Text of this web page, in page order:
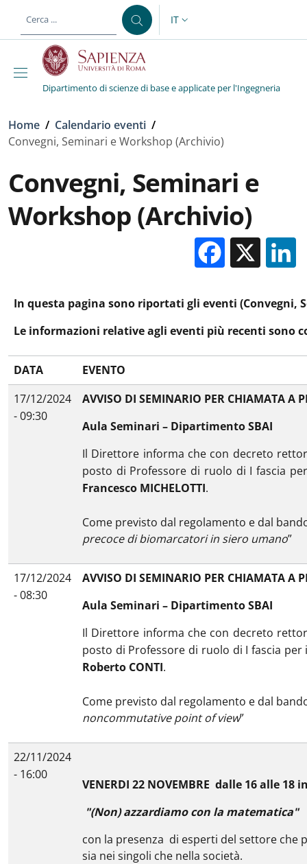
al contenuto principale
SELETTORE LINGUA:
IT
Dipartimento di scienze di base e applicate per l'Ingegneria
Briciole di pane
Home / Calendario eventi /
Convegni, Seminari e Workshop (Archivio)
Convegni, Seminari e
Workshop (Archivio)
X
In questa pagina sono riportati gli eventi
Le informazioni relative agli eventi più recenti sono
DATA
EVENTO
17/12/2024
- 09:30
AVVISO DI SEMINARIO PER CHIAMATA A
Aula Seminari – Dipartimento SBAI
Il Direttore informa che con decreto
posto di Professore di ruolo di I fascia per
Francesco MICHELOTTI.
Come previsto dal regolamento e dal
precoce di biomarcatori in siero umano”
17/12/2024
- 08:30
AVVISO DI SEMINARIO PER CHIAMATA A
Aula Seminari – Dipartimento SBAI
Il Direttore informa che con decreto
posto di Professore di ruolo di I fascia per
Roberto CONTI.
Come previsto dal regolamento e dal
noncommutative point of view”
22/11/2024
- 16:00
VENERDI 22 NOVEMBRE dalle 16 alle 18
"(Non) azzardiamo con la matematica"
con la presenza di esperti del settore che
sia nei singoli che nella società.